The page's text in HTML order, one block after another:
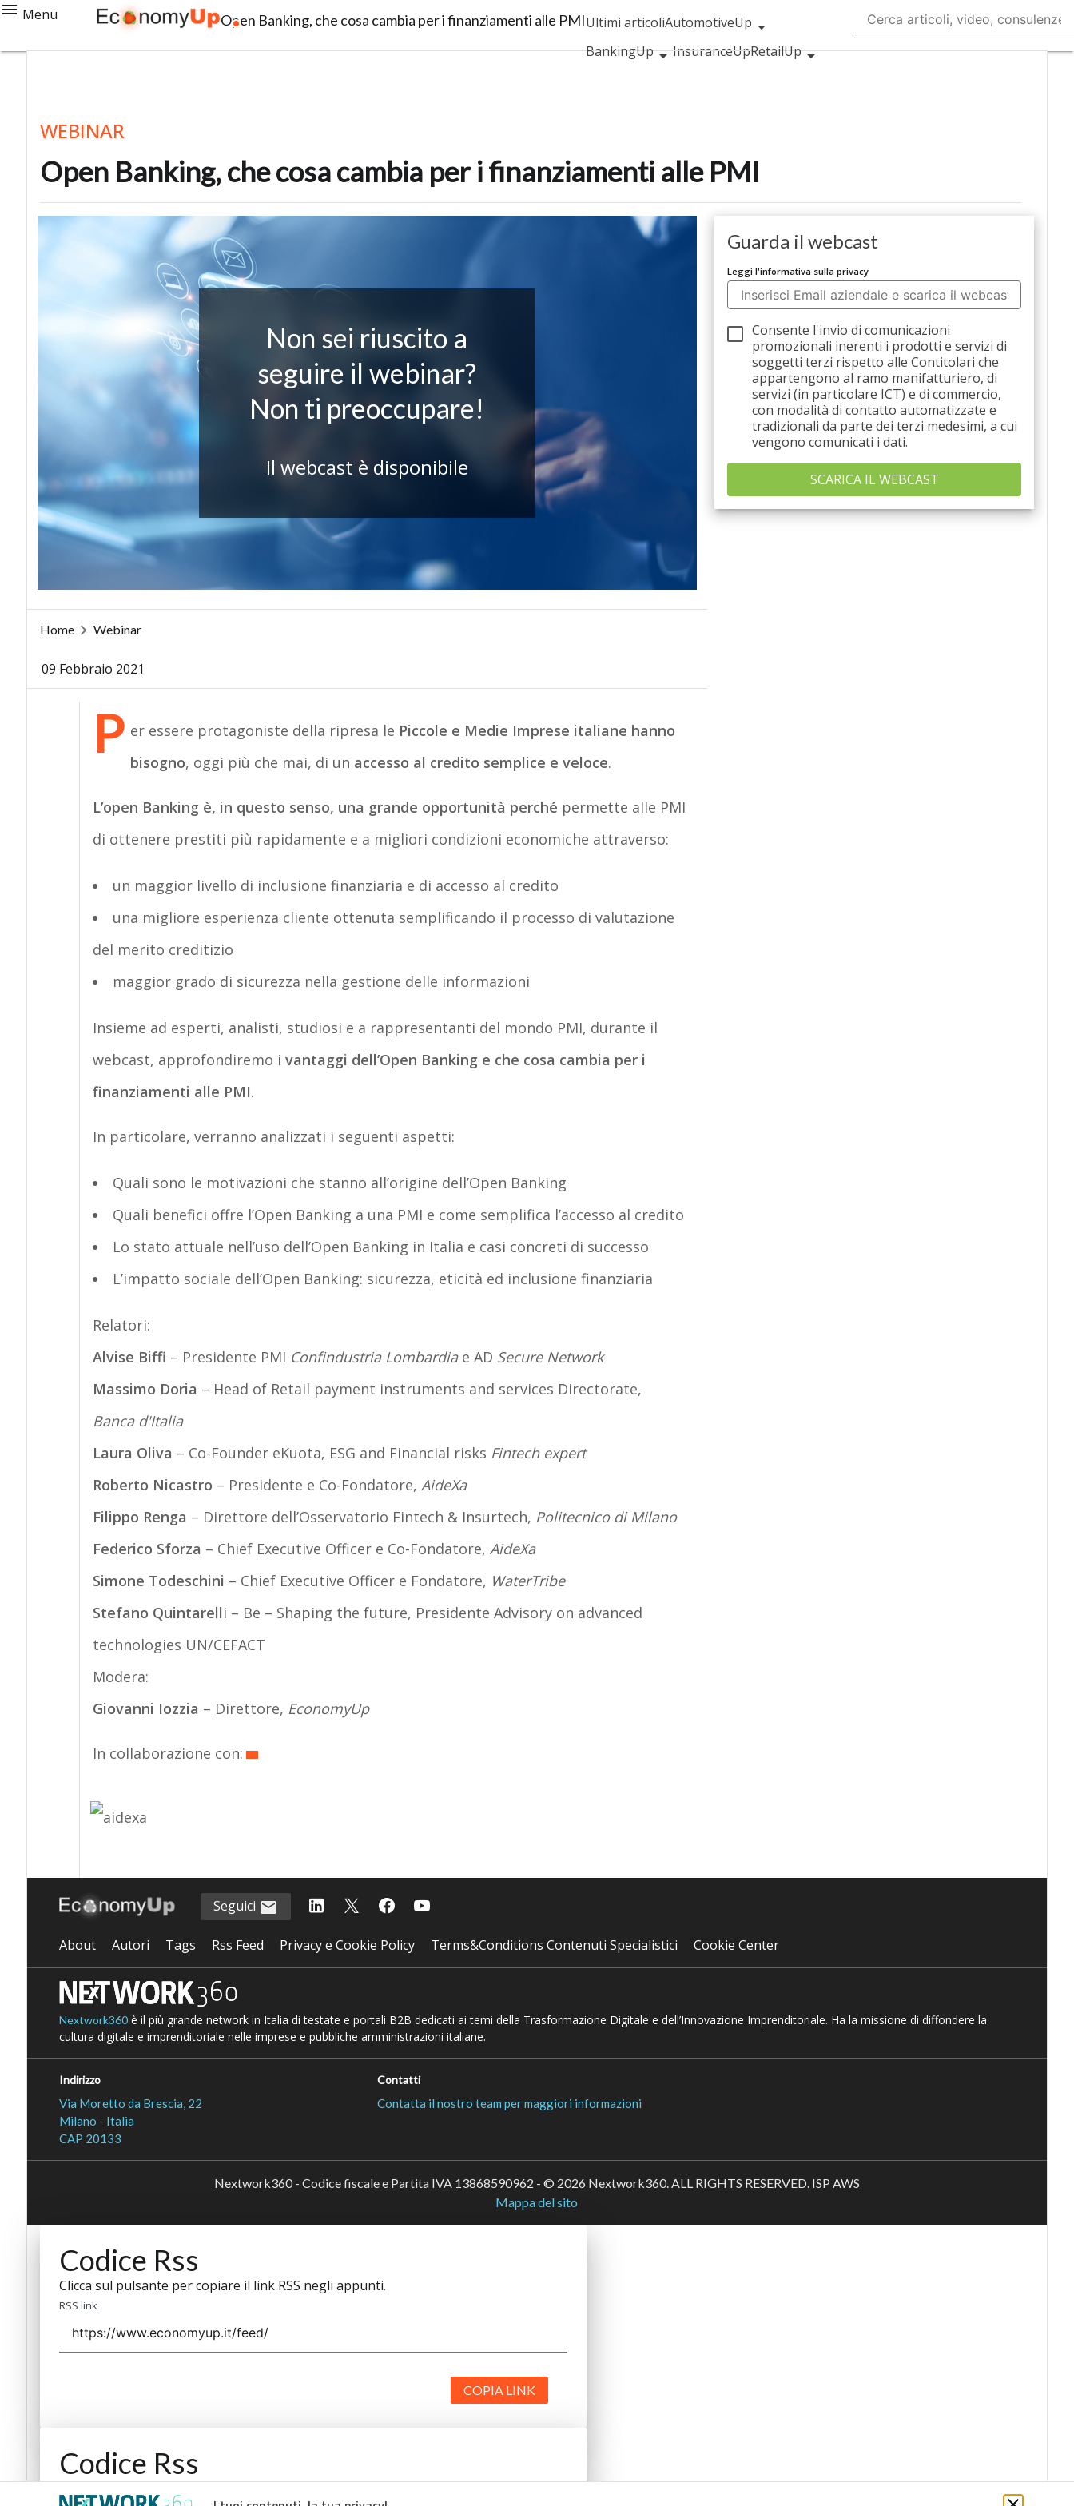
Menu Open Banking, che cosa cambia per i finanziamenti alle PMIUltimi articoliAutomotiveUp
BankingUp
InsuranceUpRetailUp
WEBINAR
Open Banking, che cosa cambia per i finanziamenti alle PMI
Non sei riuscito a
seguire il webinar?
Non ti preoccupare!
Il webcast è disponibile
Home Webinar
09 Febbraio 2021
P er essere protagoniste della ripresa le Piccole e Medie Imprese italiane hanno
bisogno, oggi più che mai, di un accesso al credito semplice e veloce.
L’open Banking è, in questo senso, una grande opportunità perché permette alle PMI
di ottenere prestiti più rapidamente e a migliori condizioni economiche attraverso:
un maggior livello di inclusione finanziaria e di accesso al credito
una migliore esperienza cliente ottenuta semplificando il processo di valutazione
del merito creditizio
maggior grado di sicurezza nella gestione delle informazioni
Insieme ad esperti, analisti, studiosi e a rappresentanti del mondo PMI, durante il
webcast, approfondiremo i vantaggi dell’Open Banking e che cosa cambia per i
finanziamenti alle PMI.
In particolare, verranno analizzati i seguenti aspetti:
Quali sono le motivazioni che stanno all’origine dell’Open Banking
Quali benefici offre l’Open Banking a una PMI e come semplifica l’accesso al credito
Lo stato attuale nell’uso dell’Open Banking in Italia e casi concreti di successo
L’impatto sociale dell’Open Banking: sicurezza, eticità ed inclusione finanziaria
Relatori:
Alvise Biffi – Presidente PMI Confindustria Lombardiae AD Secure Network
Massimo Doria – Head of Retail payment instruments and services Directorate,
Banca d'Italia
Laura Oliva – Co-Founder eKuota, ESG and Financial risks Fintech expert
Roberto Nicastro – Presidente e Co-Fondatore, AideXa
Filippo Renga – Direttore dell’Osservatorio Fintech & Insurtech, Politecnico di Milano
Federico Sforza – Chief Executive Officer e Co-Fondatore, AideXa
Simone Todeschini – Chief Executive Officer e Fondatore, WaterTribe
Stefano Quintarelli – Be – Shaping the future, Presidente Advisory on advanced
technologies UN/CEFACT
Modera:
Giovanni Iozzia – Direttore, EconomyUp
In collaborazione con:
Guarda il webcast
Leggi l'informativa sulla privacy
Consente l'invio di comunicazioni
promozionali inerenti i prodotti e servizi di
soggetti terzi rispetto alle Contitolari che
appartengono al ramo manifatturiero, di
servizi (in particolare ICT) e di commercio,
con modalità di contatto automatizzate e
tradizionali da parte dei terzi medesimi, a cui
vengono comunicati i dati.
Seguici
About Autori Tags Rss Feed Privacy e Cookie Policy Terms&Conditions Contenuti Specialistici Cookie Center
Nextwork360è il più grande network in Italia di testate e portali B2B dedicati ai temi della Trasformazione Digitale e dell’Innovazione Imprenditoriale. Ha la missione di diffondere la
cultura digitale e imprenditoriale nelle imprese e pubbliche amministrazioni italiane.
Indirizzo
Via Moretto da Brescia, 22
Milano - Italia
CAP 20133
Contatti
Contatta il nostro team per maggiori informazioni
Nextwork360 - Codice fiscale e Partita IVA 13868590962 - © 2026 Nextwork360. ALL RIGHTS RESERVED. ISP AWS
Mappa del sito
Codice Rss
Clicca sul pulsante per copiare il link RSS negli appunti.
RSS link
COPIA LINK
Codice Rss